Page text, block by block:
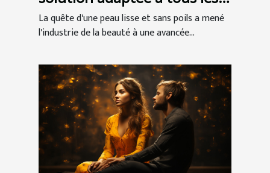
types de peau ?
La quête d'une peau lisse et sans poils a mené
l'industrie de la beauté à une avancée...